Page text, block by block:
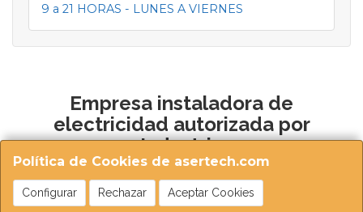
Política de Cookies de asertech.com
Configurar Rechazar Aceptar Cookies
9 a 21 HORAS - LUNES A VIERNES
Empresa instaladora de
electricidad autorizada por
Industria